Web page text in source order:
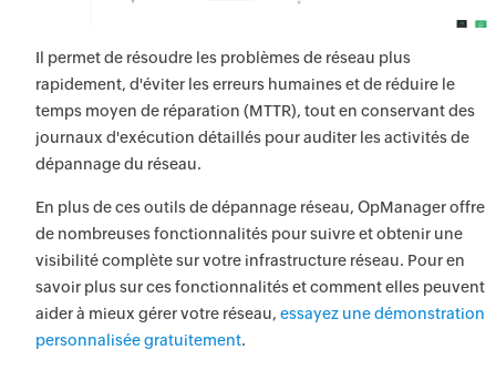
Il permet de résoudre les problèmes de réseau plus
rapidement, d'éviter les erreurs humaines et de réduire le
temps moyen de réparation (MTTR), tout en conservant des
journaux d'exécution détaillés pour auditer les activités de
dépannage du réseau.
En plus de ces outils de dépannage réseau, OpManager offre
de nombreuses fonctionnalités pour suivre et obtenir une
visibilité complète sur votre infrastructure réseau. Pour en
savoir plus sur ces fonctionnalités et comment elles peuvent
aider à mieux gérer votre réseau,essayez une démonstration
personnalisée gratuitement.